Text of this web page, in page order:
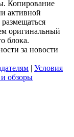
Копирование
активной
оригинальный
блока.
за новости
| Условия
обзоры